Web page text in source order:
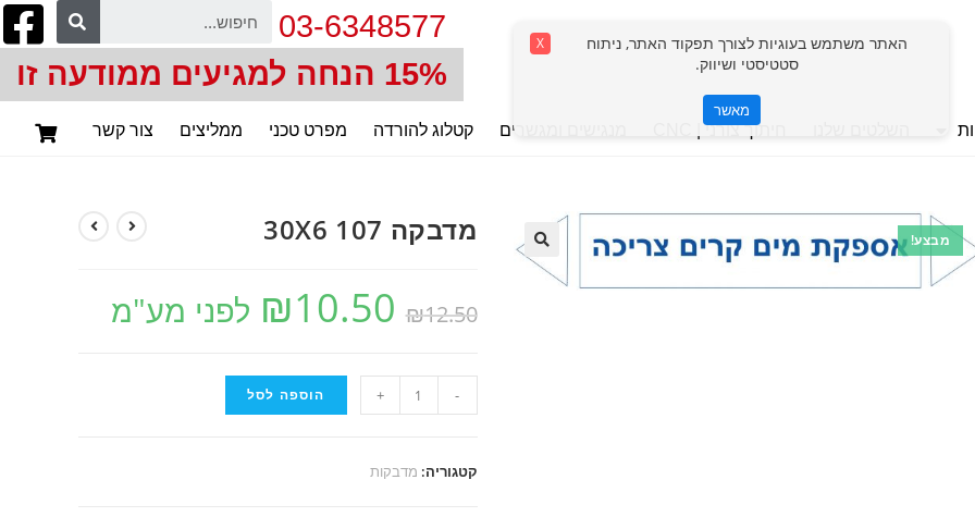
03-6348577
15% הנחה למגיעים ממודעה זו
חיתוך צורני | CNC מנגישים ומגשרים קטלוג להורדה מפרט טכני ממליצים צור קשר
מבצע! מדבקה 107 30X6
₪12.50
₪10.50 לפני מע"מ
-
+ הוספה לסל
קטגוריה: מדבקות
X
האתר משתמש בעוגיות לצורך תפקוד האתר, ניתוח
סטטיסטי ושיווק.
מאשר